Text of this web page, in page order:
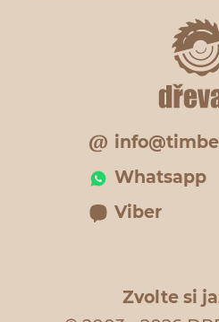
Whatsapp
Viber
Zvolte si